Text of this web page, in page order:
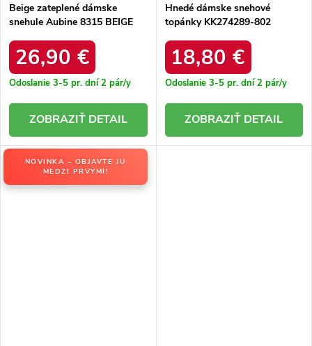
Beige zateplené dámske
snehule Aubine 8315 BEIGE
26,90 €
Odoslanie 3-5 pr. dní2 pár/y
DETAIL
Hnedé dámske snehové
topánky KK274289-802
18,80 €
Odoslanie 3-5 pr. dní2 pár/y
DETAIL
NOVINKA – OBJAVTE JU
MEDZI PRVÝMI!